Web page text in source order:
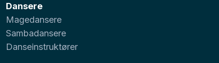
Dansere
Magedansere
Sambadansere
Danseinstruktører